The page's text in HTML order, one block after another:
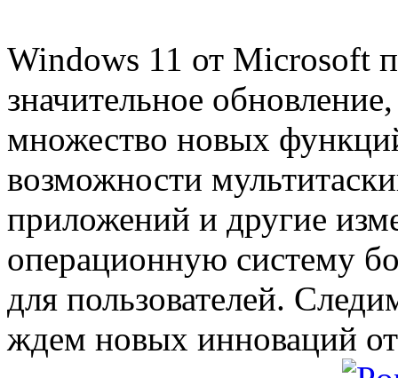
Windows 11 от Microsoft
значительное
множество новых
возможности
приложений и другие
операционную систему
для пользователей.
ждем новых инноваций